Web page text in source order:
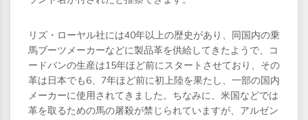
リズ・ローヤル社には40年以上の歴史があり、同国内の乗
馬ブーツメーカーなどに製品革を供給してきたようで、コ
ードバンの生産は15年ほど前にスタートさせており、その
革は日本でも6、7年ほど前に初上陸を果たし、一部の国内
メーカーに使用されてきました。ちなみに、米国などでは
革を取るための馬の屠殺が禁じられていますが、アルゼン